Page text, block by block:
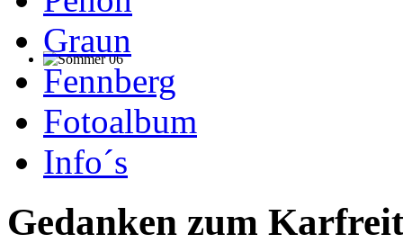
Graun
Fennberg
Fotoalbum
Info´s
Gedanken zum